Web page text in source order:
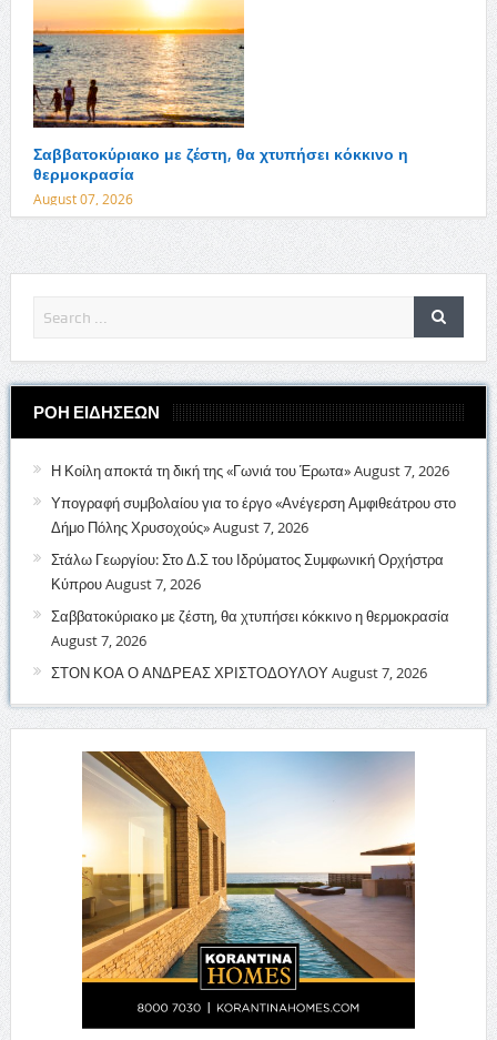
Σαββατοκύριακο με ζέστη, θα χτυπήσει κόκκινο η
θερμοκρασία
August 07, 2026
ΡΟΗ ΕΙΔΗΣΕΩΝ
Η Κοίλη αποκτά τη δική της «Γωνιά του Έρωτα»August 7, 2026
Υπογραφή συμβολαίου για το έργο «Ανέγερση Αμφιθεάτρου στο
Δήμο Πόλης Χρυσοχούς»August 7, 2026
Στάλω Γεωργίου: Στο Δ.Σ του Ιδρύματος Συμφωνική Ορχήστρα
ΚύπρουAugust 7, 2026
Σαββατοκύριακο με ζέστη, θα χτυπήσει κόκκινο η θερμοκρασία
August 7, 2026
ΣΤΟΝ ΚΟΑ Ο ΑΝΔΡΕΑΣ ΧΡΙΣΤΟΔΟΥΛΟΥAugust 7, 2026